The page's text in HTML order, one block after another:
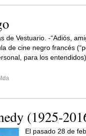
de Vestuario. -“Adiós,
de cine negro francés
para los
(1925-
El pasado 28 de